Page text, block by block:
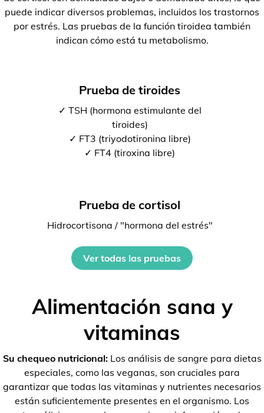
puede indicar diversos problemas, incluidos los trastornos
por estrés. Las pruebas de la función tiroidea también
indican cómo está tu metabolismo.
Prueba de tiroides
✓ TSH (hormona estimulante del
tiroides)
✓ FT3 (triyodotironina libre)
✓ FT4 (tiroxina libre)
Prueba de cortisol
Hidrocortisona / "hormona del estrés"
Ver todas las pruebas
Alimentación sana y
vitaminas
Su chequeo nutricional:Los análisis de sangre para dietas
especiales, como las veganas, son cruciales para
garantizar que todas las vitaminas y nutrientes necesarios
están suficientemente presentes en el organismo. Los